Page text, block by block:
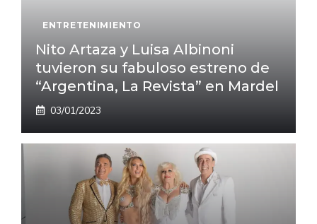
ENTRETENIMIENTO
Nito Artaza y Luisa Albinoni
tuvieron su fabuloso estreno de
“Argentina, La Revista” en Mardel
03/01/2023